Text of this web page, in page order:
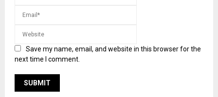
Save my name, email, and website in this browser for the
next time I comment.